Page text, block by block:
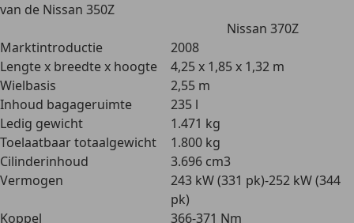
van de Nissan 350Z
Nissan 370Z
Marktintroductie
2008
Lengte x breedte x hoogte
4,25 x 1,85 x 1,32 m
Wielbasis
2,55 m
Inhoud bagageruimte
235 l
Ledig gewicht
1.471 kg
Toelaatbaar totaalgewicht
1.800 kg
Cilinderinhoud
3.696 cm3
Vermogen
243 kW (331 pk)-252 kW (344
pk)
Koppel
366-371 Nm